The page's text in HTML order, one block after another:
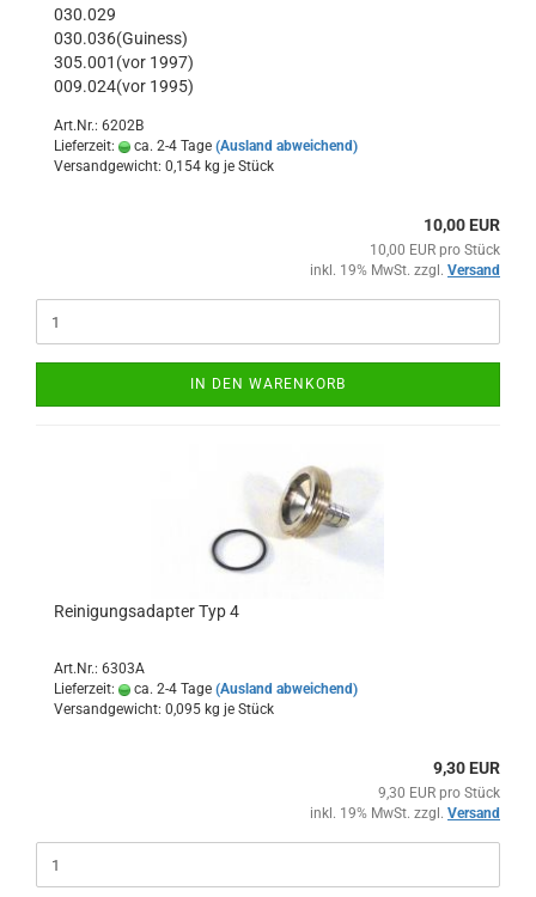
030.029
030.036(Guiness)
305.001(vor 1997)
009.024(vor 1995)
Art.Nr.: 6202B
Lieferzeit:
ca. 2-4 Tage (Ausland abweichend)
Versandgewicht: 0,154 kg je Stück
10,00 EUR
10,00 EUR pro Stück
inkl. 19% MwSt. zzgl. Versand
IN DEN WARENKORB
Reinigungsadapter Typ 4
Art.Nr.: 6303A
Lieferzeit:
ca. 2-4 Tage (Ausland abweichend)
Versandgewicht: 0,095 kg je Stück
9,30 EUR
9,30 EUR pro Stück
inkl. 19% MwSt. zzgl. Versand